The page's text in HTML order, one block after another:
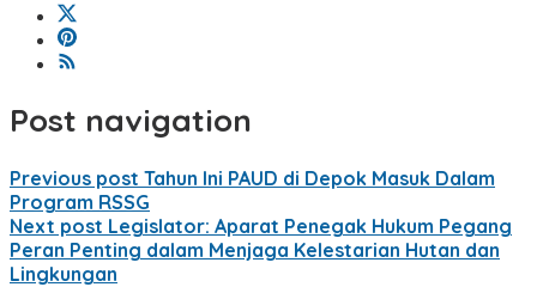
Post navigation
Previous post Tahun Ini PAUD di Depok Masuk Dalam
Program RSSG
Next post Legislator: Aparat Penegak Hukum Pegang
Peran Penting dalam Menjaga Kelestarian Hutan dan
Lingkungan